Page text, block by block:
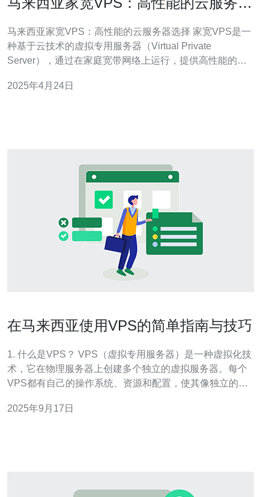
马来西亚家宽VPS：高性能的云服务器选择 家宽VPS是一
种基于云技术的虚拟专用服务器（Virtual Private
Server），通过在家庭宽带网络上运行，提供高性能的云
2025年4月24日
在马来西亚使用VPS的简单指南与技巧
1. 什么是VPS？ VPS（虚拟专用服务器）是一种虚拟化技
术，它在物理服务器上创建多个独立的虚拟服务器。每个
VPS都有自己的操作系统、资源和配置，使其像独立的服
是在中小型企业和网站开发者中。通过VPS，用户可以获
2025年9月17日